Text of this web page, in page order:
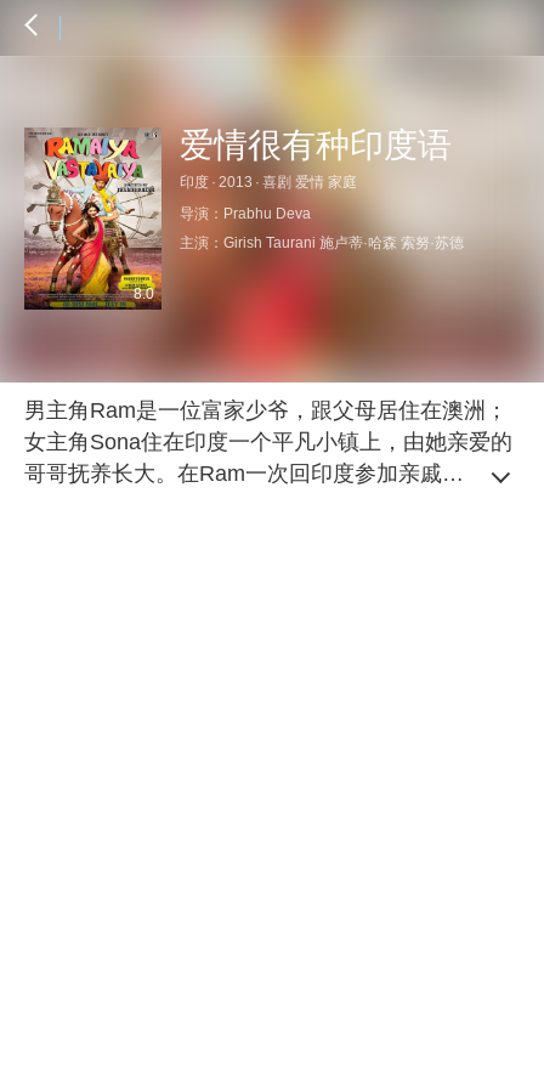
8.0
爱情很有种印度语
印度 · 2013 · 喜剧 爱情 家庭
导演： Prabhu Deva
主演： Girish Taurani 施卢蒂·哈森 索努·苏德
男主角Ram是一位富家少爷，跟父母居住在澳洲；
女主角Sona住在印度一个平凡小镇上，由她亲爱的
哥哥抚养长大。在Ram一次回印度参加亲戚婚礼的